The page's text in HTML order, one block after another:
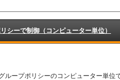
シーで制御（コンピューター単位）
ループポリシーのコンピューター単位